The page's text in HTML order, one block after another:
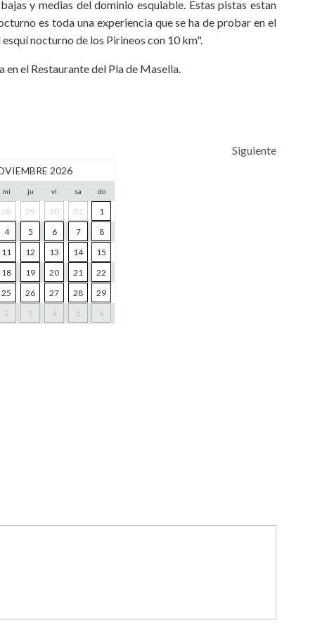
y medias del dominio esquiable. Estas pistas estan
es toda una experiencia que se ha de probar en el
nocturno de los Pirineos con 10 km".
el Restaurante del Pla de Masella.
Siguiente
2026
mi ju vi sa do
28 29 30 31
1
4
5 6 7
8
11
12 13 14
15
18
19 20 21
22
25
26 27 28
29
2
3 4 5 6